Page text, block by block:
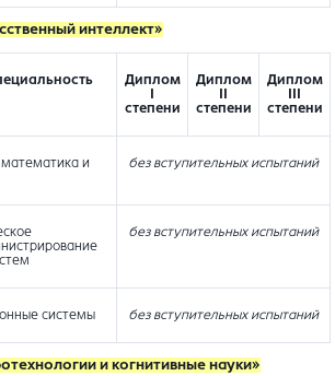
интеллект»
Диплом
степени
Диплом
степени
Диплом
степени
математика и
без вступительных испытаний
без вступительных испытаний
системы без вступительных испытаний
и когнитивные науки»